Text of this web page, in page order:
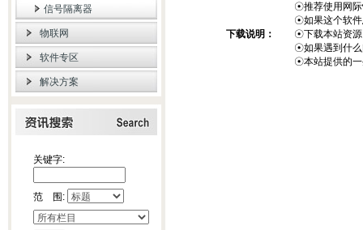
关键字:
范 围:
信号隔离器
物联网
软件专区
解决方案
下载说明：
☉推荐使用网际
☉如果这个软件
☉下载本站资源
☉如果遇到什
☉本站提供的一